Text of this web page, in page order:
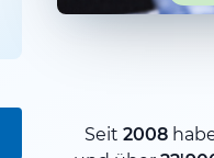
Seit 2008